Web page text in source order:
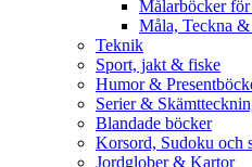
Målarböcker
Måla, Teckna
Teknik
Sport, jakt & fiske
Humor &
Serier &
Blandade böcker
Korsord, Sudoku och
Jordglober & Kartor